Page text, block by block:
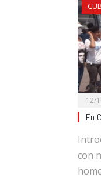
12/
En
con